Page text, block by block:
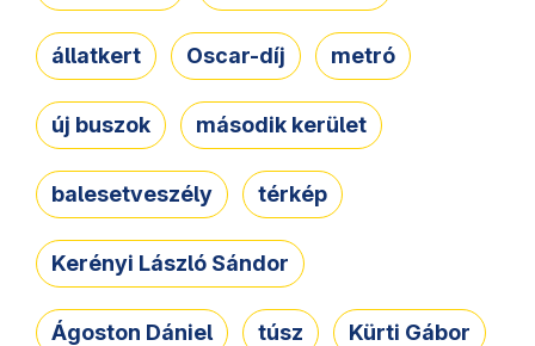
állatkert Oscar-díj metró
új buszok második kerület
balesetveszély térkép
Kerényi László Sándor
Ágoston Dániel túsz Kürti Gábor